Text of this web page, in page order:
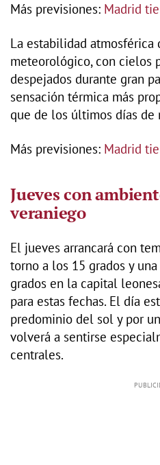
Más previsiones: Madrid
La estabilidad atmosférica
meteorológico, con cielos
despejados durante gran
sensación térmica más
que de los últimos días de
Más previsiones: Madrid
Jueves con
veraniego
El jueves arrancará con
torno a los 15 grados y
grados en la capital
para estas fechas. El día
predominio del sol y por
volverá a sentirse
centrales.